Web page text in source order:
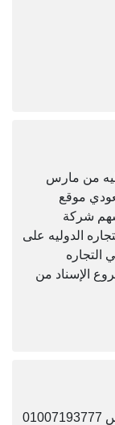
من مارس
موقع
شركة
الدوليه على
الإسناد من